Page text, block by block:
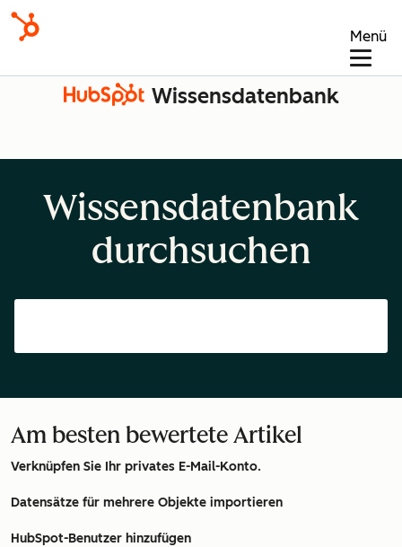
Menü
Wissensdatenbank
Wissensdatenbank
durchsuchen
Am besten bewertete Artikel
Verknüpfen Sie Ihr privates E-Mail-Konto.
Datensätze für mehrere Objekte importieren
HubSpot-Benutzer hinzufügen